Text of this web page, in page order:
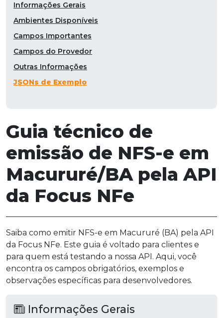
Guia técnico de
emissão de NFS-e em
Macururé/BA pela API
da Focus NFe
Saiba como emitir NFS-e em Macururé (BA) pela API
da Focus NFe. Este guia é voltado para clientes e
para quem está testando a nossa API. Aqui, você
encontra os campos obrigatórios, exemplos e
observações específicas para desenvolvedores.
Informações Gerais
Informações Gerais
Ambientes Disponíveis
Campos Importantes
Campos do Provedor
Outras Informações
JSONs de Exemplo